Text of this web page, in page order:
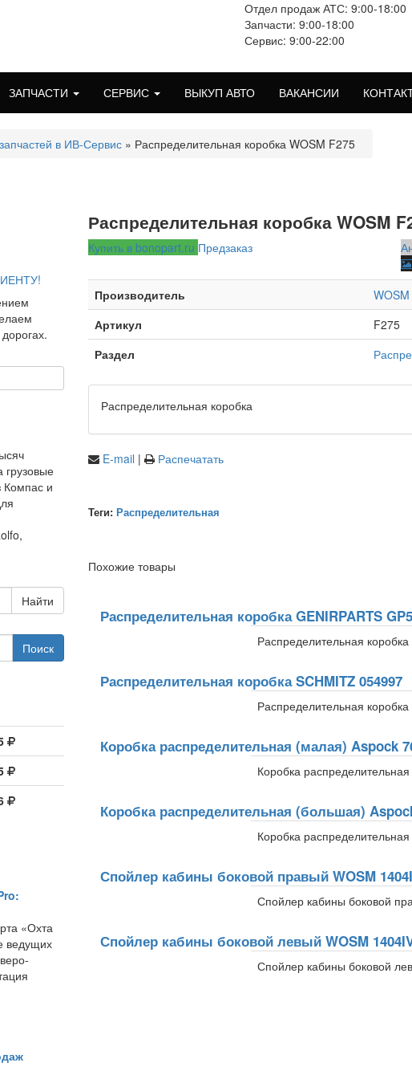
Отдел продаж АТС: 9:00-18:00
Запчасти: 9:00-18:00
Сервис: 9:00-22:00
ЗАПЧАСТИ СЕРВИС ВЫКУП АВТО ВАКАНСИИ
в ИВ-Сервис » Распределительная коробка WOSM F275
Распределительная коробка WOSM
Купить в bonopart.ru Предзаказ
Производитель
WOSM
Артикул
F275
Раздел
Распределительная коробка
E-mail | Распечатать
Теги: Распределительная
Похожие товары
Распределительная коробка GENIRPARTS
Распределительная коробка
Распределительная коробка SCHMITZ 054997
Распределительная коробка
Коробка распределительная (малая) Aspock
Коробка
Коробка распределительная (большая)
Коробка
Спойлер кабины боковой правый WOSM
Спойлер кабины боковой
Спойлер кабины боковой левый WOSM
Спойлер кабины боковой
грузовые
Компас и
Найти
Поиск
«Охта
ведущих